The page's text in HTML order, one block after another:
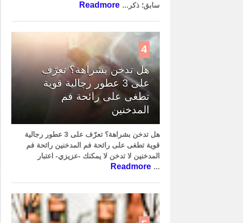
سابق؛ ذكر... Readmore
4
هل تدخن بشراهة؟ تعرّف
على 3 عطور رجالية قوية
تطغى على رائحة فم
المدخنين
هل تدخن بشراهة؟ تعرّف على 3 عطور رجالية
قوية تطغى على رائحة فم المدخنين رائحة فم
المدخنين لا تدخن لا يمكنك -عزيزي- اعتبار
...
Readmore